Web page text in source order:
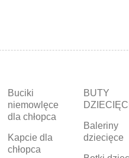
Buciki
niemowlęce
dla chłopca
Kapcie dla
chłopca
BUTY
Baleriny
dziecięce